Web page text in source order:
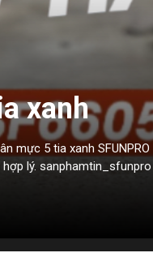
xanh
mực 5 tia xanh SFUNPRO
lý. sanphamtin_sfunpro